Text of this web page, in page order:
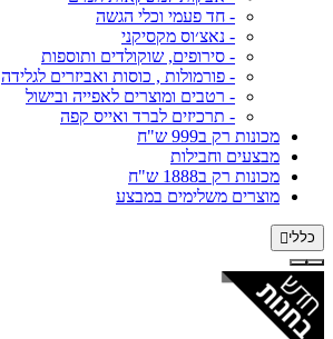
- חד פעמי וכלי הגשה
- נאצ׳וס מקסיקני
- סירופים, שוקולדים ותוספות
- פורמולות , כוסות ואביזרים לגלידה
- רטבים ומוצרים לאפייה ובישול
- תרכיזים לברד ואייס קפה
מכונות רק ב999 ש"ח
מבצעים וחבילות
מכונות רק ב1888 ש"ח
מוצרים משלימים במבצע
כללי